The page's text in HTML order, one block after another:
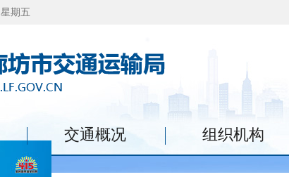
期五
交通概况 组织机构